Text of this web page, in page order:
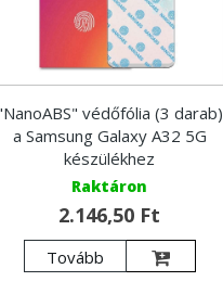
védőfólia (3 darab)
a Samsung Galaxy A32 5G
készülékhez
Raktáron
2.146,50 Ft
Tovább